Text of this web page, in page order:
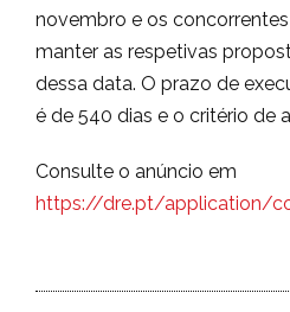
novembro e os
manter as respetivas
dessa data. O prazo de
é de 540 dias e o critério de
Consulte o anúncio em
https://dre.pt/application/